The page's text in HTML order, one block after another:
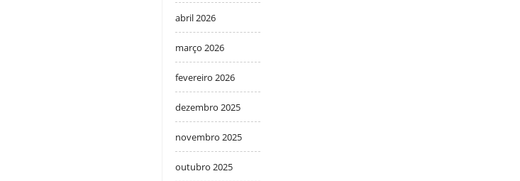
abril 2026
março 2026
fevereiro 2026
dezembro 2025
novembro 2025
outubro 2025